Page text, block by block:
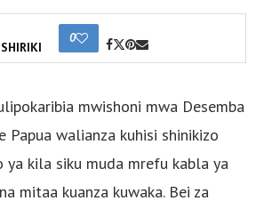
SHIRIKI
0
mwishoni mwa Desemba
Papua walianza kuhisi shinikizo
ya kila siku muda mrefu kabla ya
mitaa kuanza kuwaka. Bei za